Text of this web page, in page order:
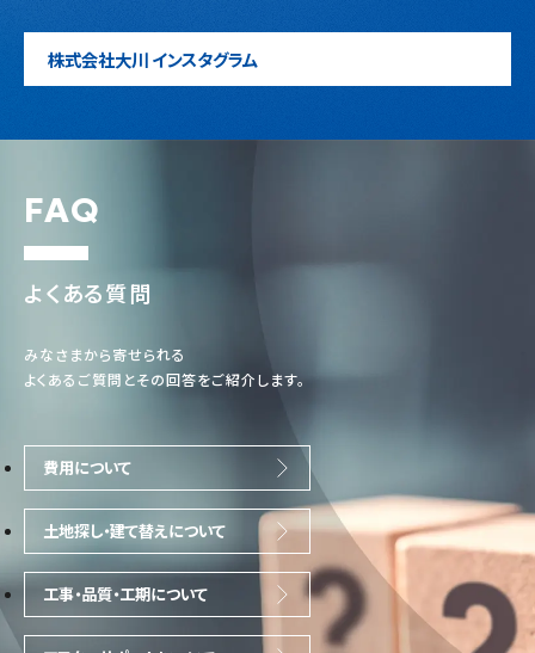
株式会社大川 インスタグラム
FAQ
よくある質問
みなさまから寄せられる
よくあるご質問とその回答をご紹介します。
費用について
土地探し・建て替えについて
工事・品質・工期について